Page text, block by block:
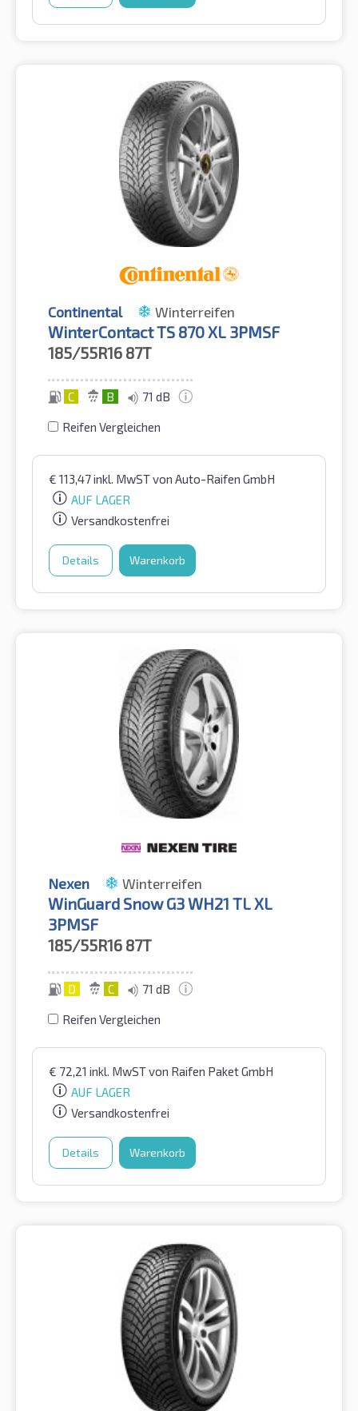
Continental Winterreifen
WinterContact TS 870 XL 3PMSF
185/55R16 87T
C B 71 dB
Reifen Vergleichen
€ 113,47inkl. MwSTvon Auto-Raifen GmbH
AUF LAGER
Versandkostenfrei
Details Warenkorb
Nexen Winterreifen
WinGuard Snow G3 WH21 TL XL
3PMSF
185/55R16 87T
D C 71 dB
Reifen Vergleichen
€ 72,21 inkl. MwSTvon Raifen Paket GmbH
AUF LAGER
Versandkostenfrei
Details Warenkorb